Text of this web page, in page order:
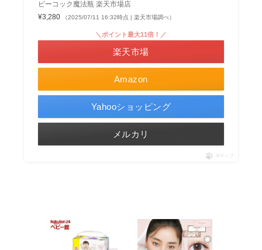
ピーコック魔法瓶 楽天市場店
¥3,280
（2025/07/11 16:32時点 | 楽天市場調べ）
Amazon
＼ポイント最大11倍！／
楽天市場
Yahooショッピング
メルカリ
ポチップ